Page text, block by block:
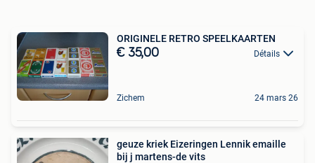
ORIGINELE RETRO SPEELKAARTEN
€ 35,00 Détails
Zichem 24 mars 26
geuze kriek Eizeringen Lennik emaille
bij j martens-de vits